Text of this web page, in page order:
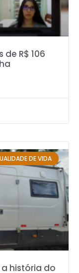
R$ 106
DE VIDA
história do